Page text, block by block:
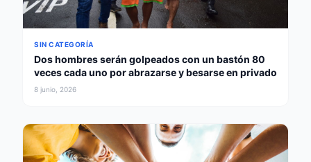
SIN CATEGORÍA
Dos hombres serán golpeados con un bastón 80
veces cada uno por abrazarse y besarse en privado
8 junio, 2026